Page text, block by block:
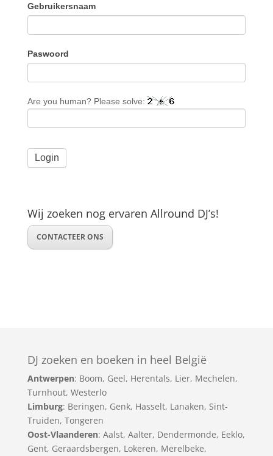
Gebruikersnaam
Paswoord
Are you human? Please solve:
Wij zoeken nog ervaren Allround DJ’s!
CONTACTEER ONS
DJ zoeken en boeken in heel België
Antwerpen: Boom, Geel, Herentals, Lier, Mechelen,
Turnhout, Westerlo
Limburg: Beringen, Genk, Hasselt, Lanaken, Sint-
Truiden, Tongeren
Oost-Vlaanderen: Aalst, Aalter, Dendermonde, Eeklo,
Gent, Geraardsbergen, Lokeren, Merelbeke,